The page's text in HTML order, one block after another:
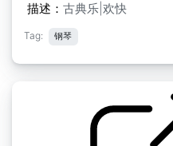
描述： 古典乐|欢快
Tag: 钢琴